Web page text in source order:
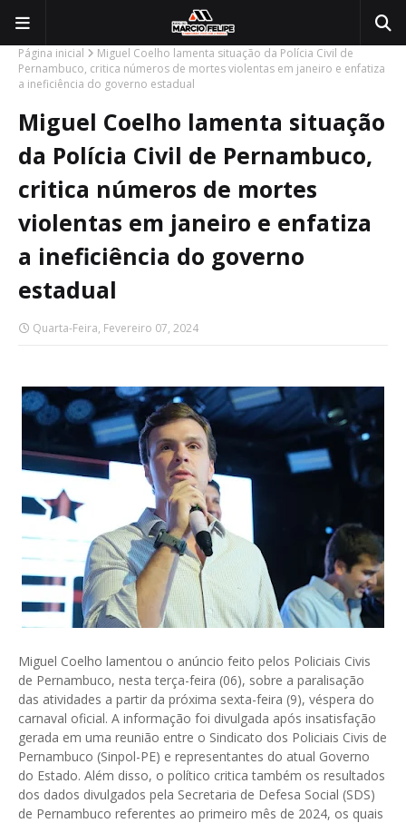
Página inicial
Miguel Coelho lamenta situação da Polícia Civil de
Pernambuco, critica números de mortes violentas em janeiro e enfatiza
a ineficiência do governo estadual
Miguel Coelho lamenta situação
da Polícia Civil de Pernambuco,
critica números de mortes
violentas em janeiro e enfatiza
a ineficiência do governo
estadual
Quarta-Feira, Fevereiro 07, 2024
Miguel Coelho lamentou o anúncio feito pelos Policiais Civis
de Pernambuco, nesta terça-feira (06), sobre a paralisação
das atividades a partir da próxima sexta-feira (9), véspera do
carnaval oficial. A informação foi divulgada após insatisfação
gerada em uma reunião entre o Sindicato dos Policiais Civis de
Pernambuco (Sinpol-PE) e representantes do atual Governo
do Estado. Além disso, o político critica também os resultados
dos dados divulgados pela Secretaria de Defesa Social (SDS)
de Pernambuco referentes ao primeiro mês de 2024, os quais